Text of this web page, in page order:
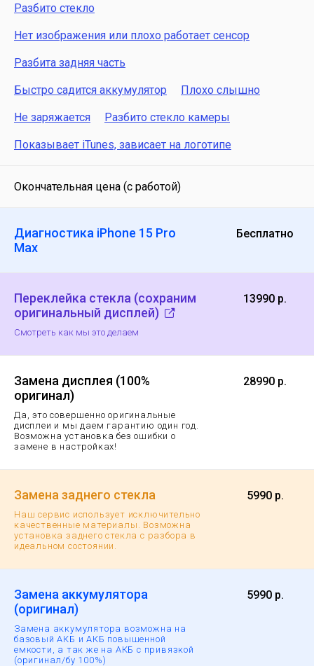
Разбито стекло
Нет изображения или плохо работает сенсор
Разбита задняя часть
Быстро садится аккумулятор Плохо слышно
Не заряжается Разбито стекло камеры
Показывает iTunes, зависает на логотипе
Окончательная цена (с работой)
Диагностика iPhone 15 Pro
Max
Бесплатно
Переклейка стекла (сохраним
оригинальный дисплей)
Смотреть как мы это делаем
13990 р.
Замена дисплея (100%
оригинал)
Да, это совершенно оригинальные
дисплеи и мы даем гарантию один год.
Возможна установка без ошибки о
замене в настройках!
28990 р.
Замена заднего стекла
Наш сервис использует исключительно
качественные материалы. Возможна
установка заднего стекла с разбора в
идеальном состоянии.
5990 р.
Замена аккумулятора
(оригинал)
Замена аккумулятора возможна на
базовый АКБ и АКБ повышенной
емкости, а так же на АКБ с привязкой
(оригинал/бу 100%)
5990 р.